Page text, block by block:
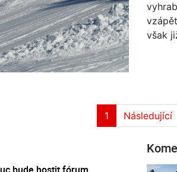
však
1 Následující